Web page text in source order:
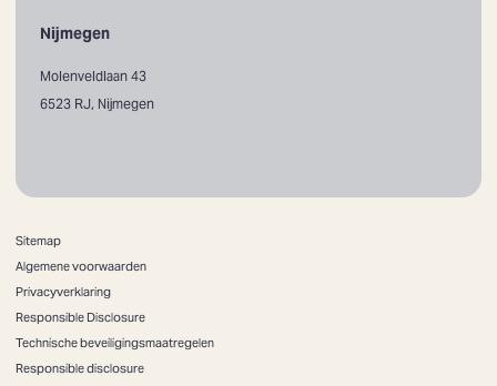
Nijmegen
Molenveldlaan 43
6523 RJ, Nijmegen
Sitemap
Algemene voorwaarden
Privacyverklaring
Responsible Disclosure
Technische beveiligingsmaatregelen
Responsible disclosure